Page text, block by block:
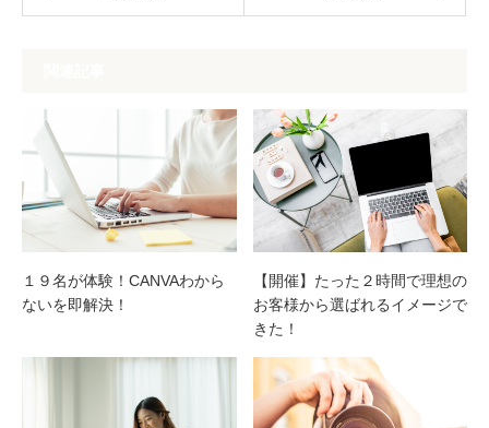
１９名が体験！CANVAわから
ないを即解決！
【開催】たった２時間で理想の
お客様から選ばれるイメージで
きた！